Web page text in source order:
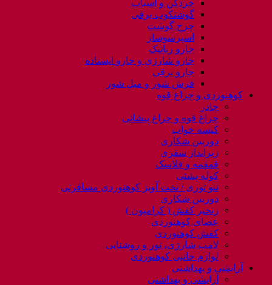
خردکن و آسیاب
گوشتکوب برقی
چرخ گوشت
اسپرسوساز
جارو رباتیک
جارو شارژی و جارو ایستاده
جارو برقی
فرش شور و مبل شور
کوهنوردی و چراغ قوه
چادر
چراغ قوه و چراغ پیشانی
کیسه خواب
دوربین شکاری
زیرانداز سفری
قمقمه و فلاسک
کوله پشتی
ننو توری / تخت آویز کوهنوردی مسافرتی
دوربین شکاری
زنجیر کفش ( کرامپون )
عصای کوهنوردی
کفش کوهنوردی
لامپ شارژی، نور و روشنایی
لوازم جانبی کوهنوردی
آرایشی و بهداشتی
آرایشی و بهداشتی